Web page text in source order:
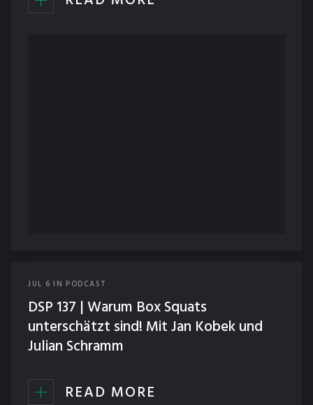
JUL 6 IN PODCAST
DSP 137 | Warum Box Squats
unterschätzt sind! Mit Jan Kobek und
Julian Schramm
READ MORE